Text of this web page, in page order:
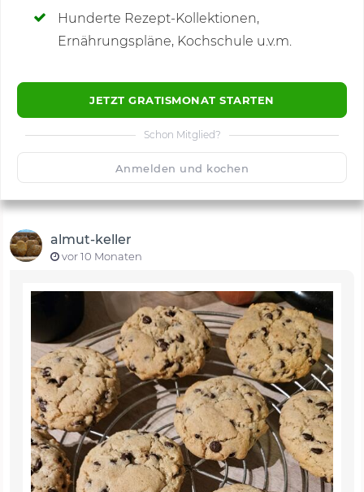
Hunderte Rezept-Kollektionen,
Ernährungspläne, Kochschule u.v.m.
JETZT GRATISMONAT STARTEN
Schon Mitglied?
Anmelden und kochen
Kommentare(2)
🙂 Speichern
almut-keller
vor 10 Monaten